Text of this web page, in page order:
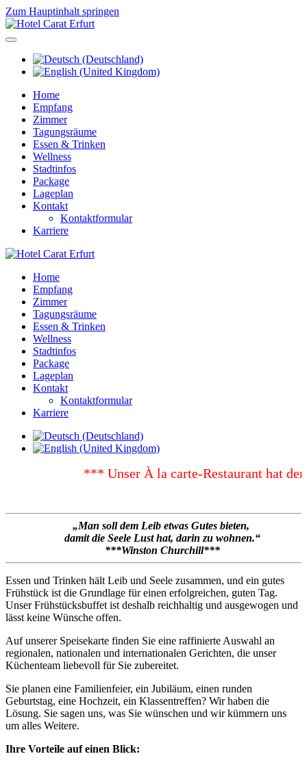
Zum Hauptinhalt springen
Home
Empfang
Zimmer
Tagungsräume
Essen & Trinken
Wellness
Stadtinfos
Package
Lageplan
Kontakt
Kontaktformular
Karriere
Home
Empfang
Zimmer
Tagungsräume
Essen & Trinken
Wellness
Stadtinfos
Package
Lageplan
Kontakt
Kontaktformular
Karriere
*** Unser À la carte-Restaurant hat
„Man soll dem Leib etwas Gutes bieten,
damit die Seele Lust hat, darin zu wohnen.“
***Winston Churchill***
Essen und Trinken hält Leib und Seele zusammen, und ein gutes
Frühstück ist die Grundlage für einen erfolgreichen, guten Tag.
Unser Frühstücksbuffet ist deshalb reichhaltig und ausgewogen und
lässt keine Wünsche offen.
Auf unserer Speisekarte finden Sie eine raffinierte Auswahl an
regionalen, nationalen und internationalen Gerichten, die unser
Küchenteam liebevoll für Sie zubereitet.
Sie planen eine Familienfeier, ein Jubiläum, einen runden
Geburtstag, eine Hochzeit, ein Klassentreffen? Wir haben die
Lösung. Sie sagen uns, was Sie wünschen und wir kümmern uns
um alles Weitere.
Ihre Vorteile auf einen Blick: